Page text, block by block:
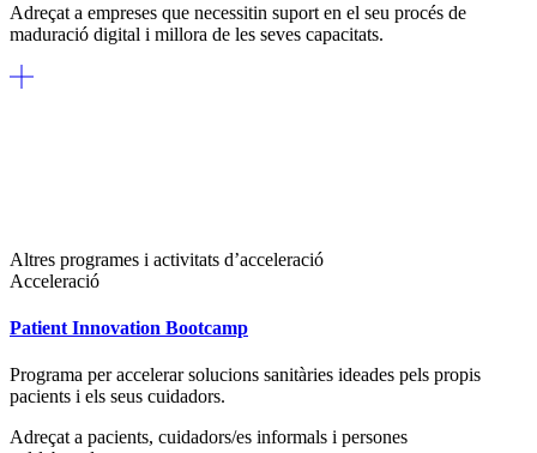
Adreçat a empreses que necessitin suport en el seu procés de
maduració digital i millora de les seves capacitats.
Altres programes i activitats d’acceleració
Acceleració
Patient Innovation Bootcamp
Programa per accelerar solucions sanitàries ideades pels propis
pacients i els seus cuidadors.
Adreçat a pacients, cuidadors/es informals i persones